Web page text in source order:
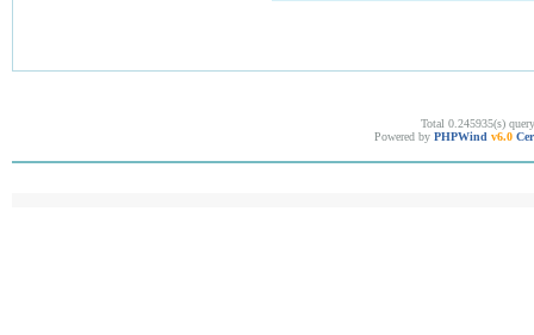
Total 0.245935(s)
Powered by PHPWind v6.0